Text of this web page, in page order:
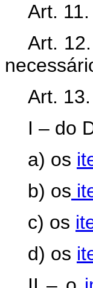
Art.
Art.
Art.
I – do
a) os
b) os
c) os
d) os